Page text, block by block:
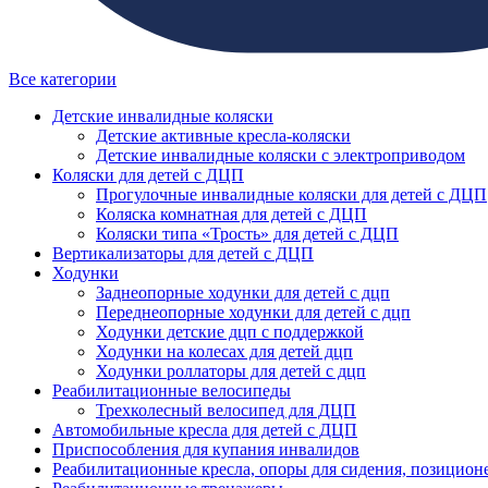
Все категории
Детские инвалидные коляски
Детские активные кресла-коляски
Детские инвалидные коляски с электроприводом
Коляски для детей с ДЦП
Прогулочные инвалидные коляски для детей с ДЦП
Коляска комнатная для детей с ДЦП
Коляски типа «Трость» для детей с ДЦП
Вертикализаторы для детей с ДЦП
Ходунки
Заднеопорные ходунки для детей с дцп
Переднеопорные ходунки для детей с дцп
Ходунки детские дцп с поддержкой
Ходунки на колесах для детей дцп
Ходунки роллаторы для детей с дцп
Реабилитационные велосипеды
Трехколесный велосипед для ДЦП
Автомобильные кресла для детей с ДЦП
Приспособления для купания инвалидов
Реабилитационные кресла, опоры для сидения,